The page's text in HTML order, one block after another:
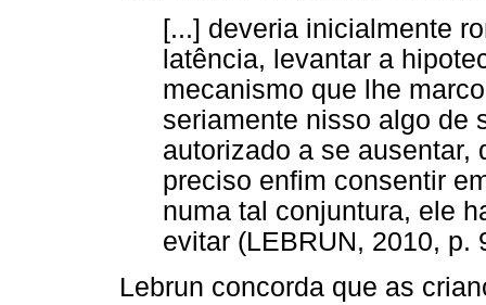
[...] deveria inicialmente
latência, levantar a
mecanismo que lhe
seriamente nisso algo de
autorizado a se ausentar,
preciso enfim consentir
numa tal conjuntura, ele
evitar (LEBRUN, 2010, p.
Lebrun concorda que as